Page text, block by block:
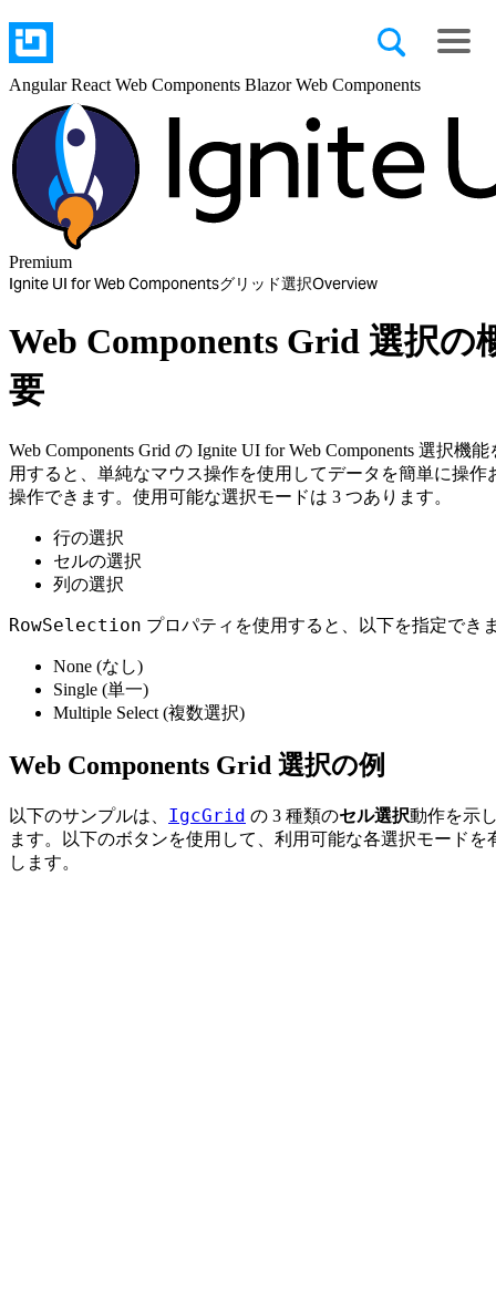
AngularReact Web Components BlazorWeb Components
Premium
Ignite UI for Web Componentsグリッド選択Overview
Web Components Grid 選択の
要
Web Components Grid の Ignite UI for Web Components 選択機能
用すると、単純なマウス操作を使用してデータを簡単に操作
操作できます。使用可能な選択モードは 3 つあります。
行の選択
セルの選択
列の選択
RowSelection プロパティを使用すると、以下を指定でき
None (なし)
Single (単一)
Multiple Select (複数選択)
Web Components Grid 選択の例
以下のサンプルは、 IgcGrid の 3 種類のセル選択動作を示
ます。以下のボタンを使用して、利用可能な各選択モードを
します。